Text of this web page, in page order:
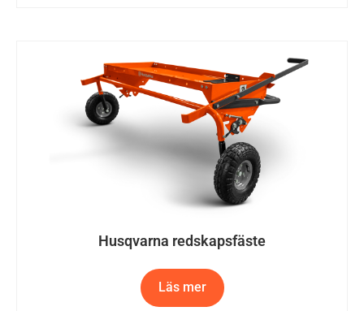
Husqvarna redskapsfäste
Läs mer